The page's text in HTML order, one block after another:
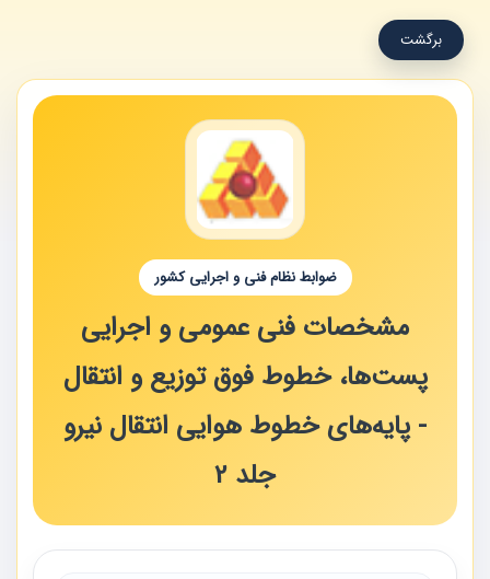
برگشت
ضوابط نظام فنی و اجرایی کشور
مشخصات فنی عمومی و اجرایی
پست‌ها، خطوط فوق توزیع و انتقال
- پایه‌های خطوط هوایی انتقال نیرو
جلد 2